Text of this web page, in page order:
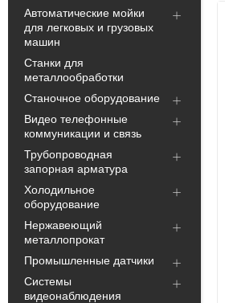
Автоматические мойки
для легковых и грузовых
машин
Станки для
металлообработки
Станочное оборудование
Видео телефонные
коммуникации и связь
Трубопроводная
запорная арматура
Холодильное
оборудование
Нержавеющий
металлопрокат
Промышленные датчики
Системы
видеонаблюдения